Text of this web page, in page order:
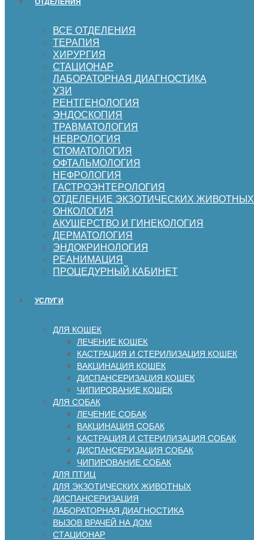
ВСЕ ОТДЕЛЕНИЯ
ТЕРАПИЯ
ХИРУРГИЯ
СТАЦИОНАР
ЛАБОРАТОРНАЯ ДИАГНОСТИКА
УЗИ
РЕНТГЕНОЛОГИЯ
ЭНДОСКОПИЯ
ТРАВМАТОЛОГИЯ
НЕВРОЛОГИЯ
СТОМАТОЛОГИЯ
ОФТАЛЬМОЛОГИЯ
НЕФРОЛОГИЯ
ГАСТРОЭНТЕРОЛОГИЯ
ОТДЕЛЕНИЕ ЭКЗОТИЧЕСКИХ ЖИВОТНЫХ
ОНКОЛОГИЯ
АКУШЕРСТВО И ГИНЕКОЛОГИЯ
ДЕРМАТОЛОГИЯ
ЭНДОКРИНОЛОГИЯ
РЕАНИМАЦИЯ
ПРОЦЕДУРНЫЙ КАБИНЕТ
УСЛУГИ
ДЛЯ КОШЕК
ЛЕЧЕНИЕ КОШЕК
КАСТРАЦИЯ И СТЕРИЛИЗАЦИЯ КОШЕК
ВАКЦИНАЦИЯ КОШЕК
ДИСПАНСЕРИЗАЦИЯ КОШЕК
ЧИПИРОВАНИЕ КОШЕК
ДЛЯ СОБАК
ЛЕЧЕНИЕ СОБАК
ВАКЦИНАЦИЯ СОБАК
КАСТРАЦИЯ И СТЕРИЛИЗАЦИЯ СОБАК
ДИСПАНСЕРИЗАЦИЯ СОБАК
ЧИПИРОВАНИЕ СОБАК
ДЛЯ ПТИЦ
ДЛЯ ЭКЗОТИЧЕСКИХ ЖИВОТНЫХ
ДИСПАНСЕРИЗАЦИЯ
ЛАБОРАТОРНАЯ ДИАГНОСТИКА
ВЫЗОВ ВРАЧЕЙ НА ДОМ
СТАЦИОНАР